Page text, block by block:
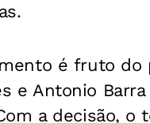
é fruto do
e Antonio
a decisão, o